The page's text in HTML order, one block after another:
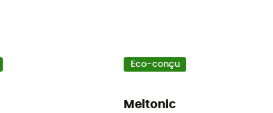
Eco-conçu
Meltonic